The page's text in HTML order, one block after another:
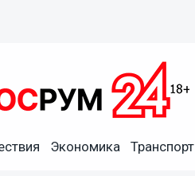
Экономика Транспорт
в выборах